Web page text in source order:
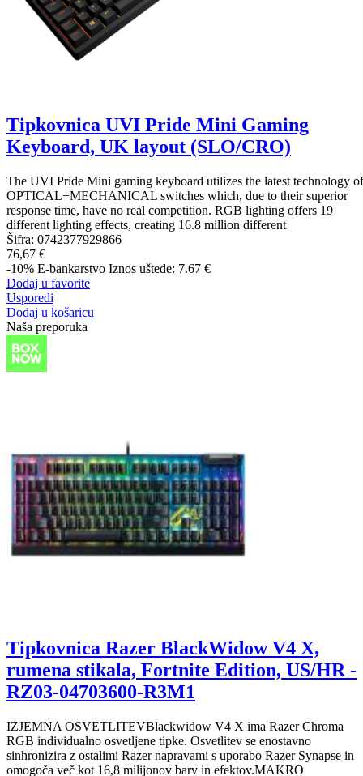
Tipkovnica UVI Pride Mini Gaming
Keyboard, UK layout (SLO/CRO)
The UVI Pride Mini gaming keyboard utilizes the latest technology of
OPTICAL+MECHANICAL switches which, due to their superior
response time, have no real competition. RGB lighting offers 19
different lighting effects, creating 16.8 million different
Šifra: 0742377929866
76,67 €
-10% E-bankarstvo Iznos uštede: 7.67 €
Dodaj u favorite
Usporedi
Dodaj u košaricu
Naša preporuka
Tipkovnica Razer BlackWidow V4 X,
rumena stikala, Fortnite Edition, US/HR -
RZ03-04703600-R3M1
IZJEMNA OSVETLITEVBlackwidow V4 X ima Razer Chroma
RGB individualno osvetljene tipke. Osvetlitev se enostavno
sinhronizira z ostalimi Razer napravami s uporabo Razer Synapse in
omogoča več kot 16,8 milijonov barv in efektov.MAKRO